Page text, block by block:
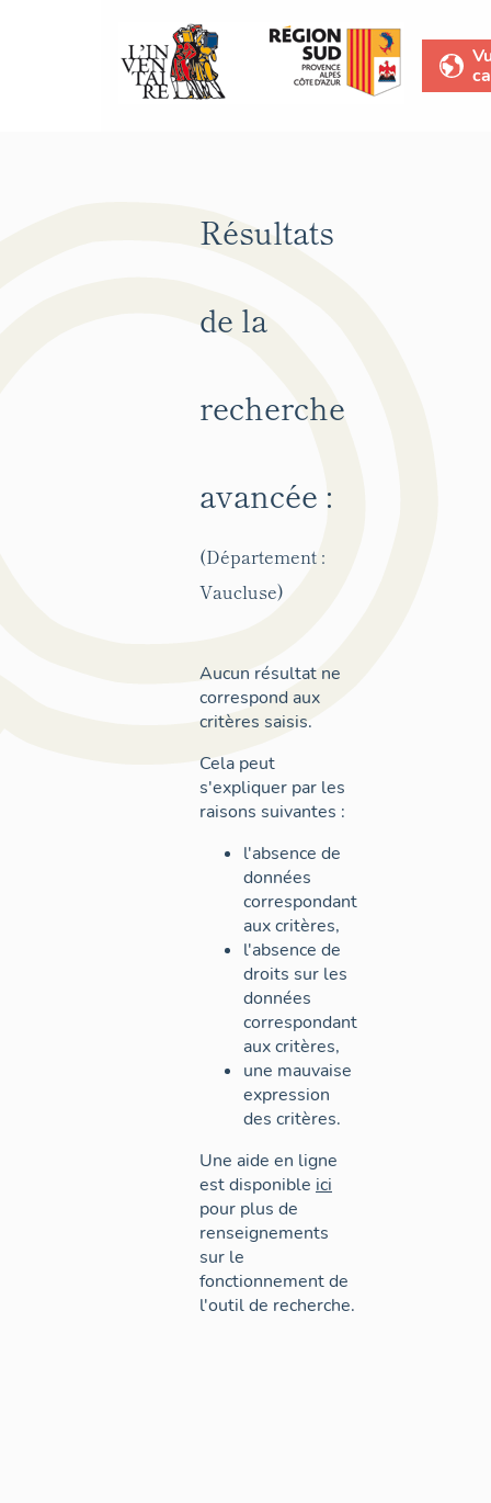
Résultats
de la
recherche
avancée :
(Département :
Vaucluse)
Aucun résultat ne
correspond aux
critères saisis.
Cela peut
s'expliquer par les
raisons suivantes :
l'absence de
données
correspondant
aux critères,
l'absence de
droits sur les
données
correspondant
aux critères,
une mauvaise
expression
des critères.
Une aide en ligne
est disponible ici
pour plus de
renseignements
sur le
fonctionnement de
l'outil de recherche.